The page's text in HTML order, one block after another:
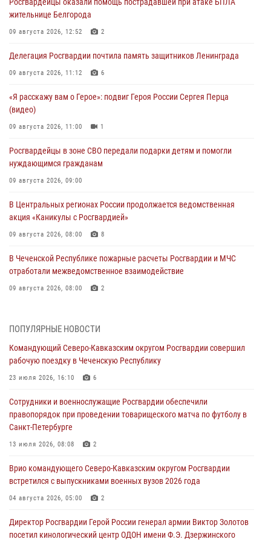
жительнице Белгорода
09 августа 2026, 12:52 2
Делегация Росгвардии почтила память защитников Ленинграда
09 августа 2026, 11:12 6
«Я расскажу вам о Герое»: подвиг Героя России Сергея Перца
(видео)
09 августа 2026, 11:00 1
Росгвардейцы в зоне СВО передали подарки детям и помогли
нуждающимся гражданам
09 августа 2026, 09:00
В Центральных регионах России продолжается ведомственная
акция «Каникулы с Росгвардией»
09 августа 2026, 08:00 8
В Чеченской Республике пожарные расчеты Росгвардии и МЧС
отработали межведомственное взаимодействие
09 августа 2026, 08:00 2
определили на Кубани
В Ульяновске росгвардейцы присоединились к донорской акции
(видео)
В регионах Урала бойцам Росгвардии в зону СВО передали свежие
тиражи газет
09 августа 2026, 05:00
Росгвардейцы провели занятие по стрелковой подготовке для
воспитанников Центра детского, юношеского туризма и
краеведения Луганской Народной Республики
ПОПУЛЯРНЫЕ НОВОСТИ
Командующий Северо-Кавказским округом Росгвардии совершил
рабочую поездку в Чеченскую Республику
23 июля 2026, 16:10 6
Сотрудники и военнослужащие Росгвардии обеспечили
правопорядок при проведении товарищеского матча по футболу в
Санкт-Петербурге
13 июля 2026, 08:08 2
Врио командующего Северо-Кавказским округом Росгвардии
встретился с выпускниками военных вузов 2026 года
04 августа 2026, 05:00 2
Директор Росгвардии Герой России генерал армии Виктор Золотов
посетил кинологический центр ОДОН имени Ф.Э. Дзержинского